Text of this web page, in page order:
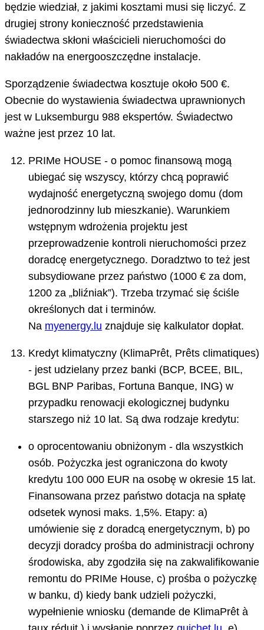
będzie wiedział, z jakimi kosztami musi się liczyć. Z
drugiej strony konieczność przedstawienia
świadectwa skłoni właścicieli nieruchomości do
nakładów na energooszczędne instalacje.
Sporządzenie świadectwa kosztuje około 500 €.
Obecnie do wystawienia świadectwa uprawnionych
jest w Luksemburgu 988 ekspertów. Świadectwo
ważne jest przez 10 lat.
PRIMe HOUSE - o pomoc finansową mogą
ubiegać się wszyscy, którzy chcą poprawić
wydajność energetyczną swojego domu (dom
jednorodzinny lub mieszkanie). Warunkiem
wstępnym wdrożenia projektu jest
przeprowadzenie kontroli nieruchomości przez
doradcę energetycznego. Doradztwo to też jest
subsydiowane przez państwo (1000 € za dom,
1200 za „bliźniak”). Trzeba trzymać się ściśle
określonych dat i terminów.
Na myenergy.lu znajduje się kalkulator dopłat.
Kredyt klimatyczny (KlimaPrêt, Prêts climatiques)
- jest udzielany przez banki (BCP, BCEE, BIL,
BGL BNP Paribas, Fortuna Banque, ING) w
przypadku renowacji ekologicznej budynku
starszego niż 10 lat. Są dwa rodzaje kredytu:
o oprocentowaniu obniżonym - dla wszystkich
osób. Pożyczka jest ograniczona do kwoty
kredytu 100 000 EUR na osobę w okresie 15 lat.
Finansowana przez państwo dotacja na spłatę
odsetek wynosi maks. 1,5%. Etapy: a)
umówienie się z doradcą energetycznym, b) po
decyzji doradcy prośba do administracji ochrony
środowiska, aby zgodziła się na zakwalifikowanie
remontu do PRIMe House, c) prośba o pożyczkę
w banku, d) kiedy bank udzieli pożyczki,
wypełnienie wniosku (demande de KlimaPrêt à